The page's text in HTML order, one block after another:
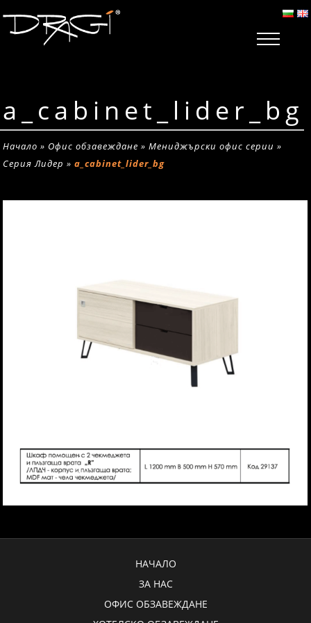
a_cabinet_lider_bg
Начало » Офис обзавеждане »Мениджърски офис серии »
Серия Лидер »a_cabinet_lider_bg
НАЧАЛО
ЗА НАС
ОФИС ОБЗАВЕЖДАНЕ